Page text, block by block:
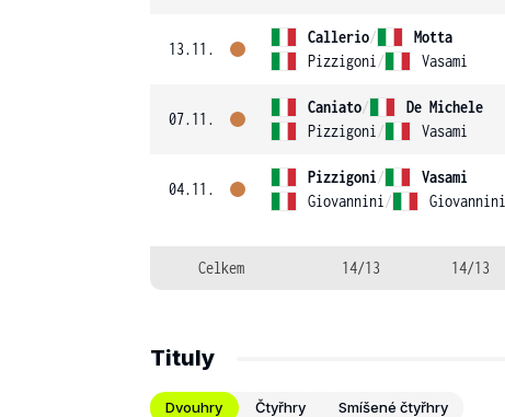
13.11.
Callerio/
Motta
Pizzigoni / Vasami
07.11.
Caniato/
De Michele
Pizzigoni / Vasami
04.11.
Pizzigoni/
Vasami
Giovannini / Giovannini
Celkem 14/13 14/13
Tituly
Dvouhry Čtyřhry Smíšené čtyřhry